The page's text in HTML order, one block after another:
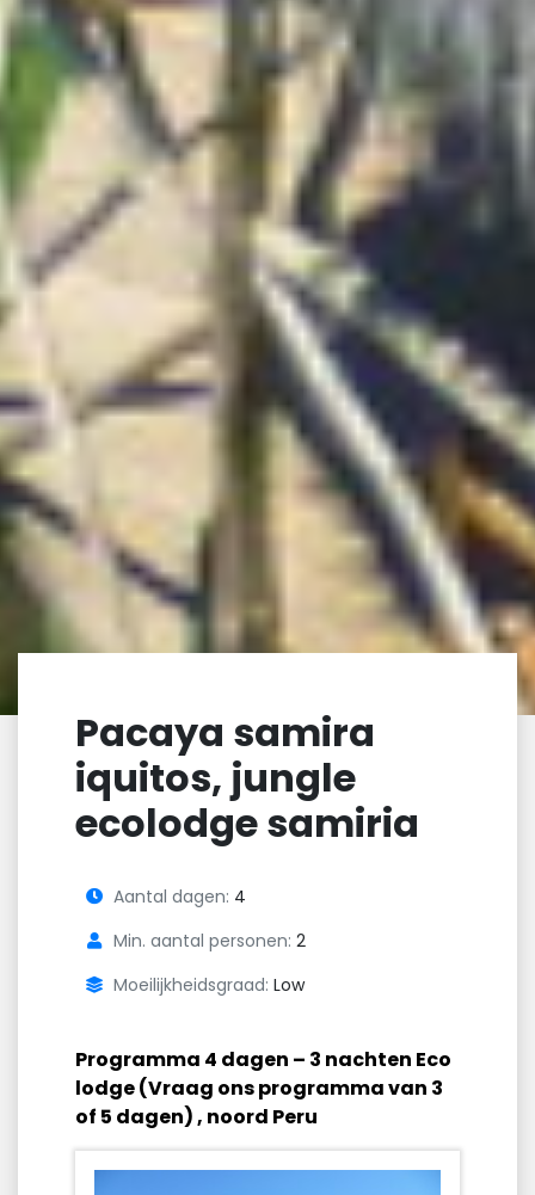
Pacaya samira
iquitos, jungle
ecolodge samiria
Aantal dagen: 4
Min. aantal personen: 2
Moeilijkheidsgraad: Low
Programma 4 dagen – 3 nachten Eco
lodge (Vraag ons programma van 3
of 5 dagen) , noord Peru